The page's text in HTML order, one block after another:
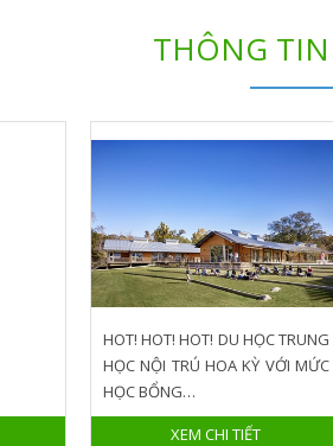
THÔNG
HOT! HOT! HOT! DU HỌC TRUNG
HỌC NỘI TRÚ HOA KỲ VỚI MỨC
HỌC BỔNG…
XEM CHI TIẾT